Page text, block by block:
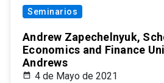
Seminarios
Andrew Zapechelnyuk,
Economics and Finance
Andrews
4 de Mayo de 2021